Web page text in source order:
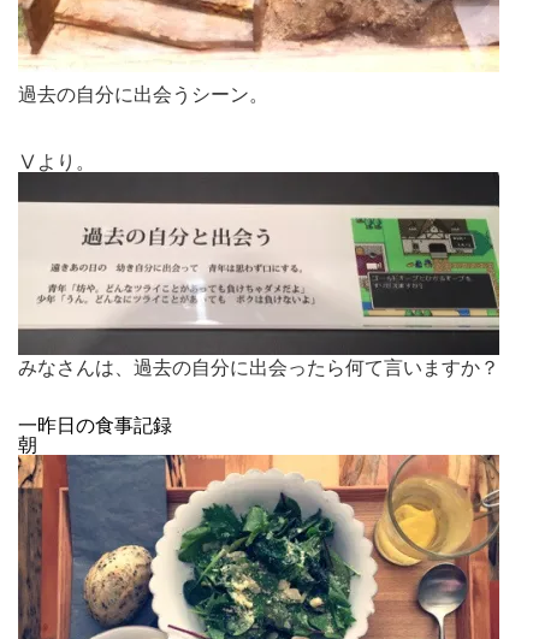
過去の自分に出会うシーン。
Ⅴより。
みなさんは、過去の自分に出会ったら何て言いますか？
一昨日の食事記録
朝